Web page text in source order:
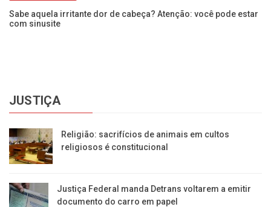
Sabe aquela irritante dor de cabeça? Atenção: você pode estar
com sinusite
JUSTIÇA
Religião: sacrifícios de animais em cultos
religiosos é constitucional
Justiça Federal manda Detrans voltarem a emitir
documento do carro em papel